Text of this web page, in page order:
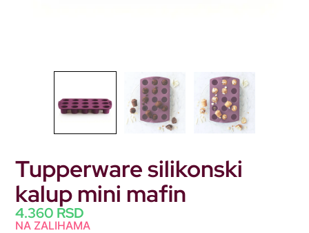
Tupperware silikonski
kalup mini mafin
4.360 RSD
NA ZALIHAMA